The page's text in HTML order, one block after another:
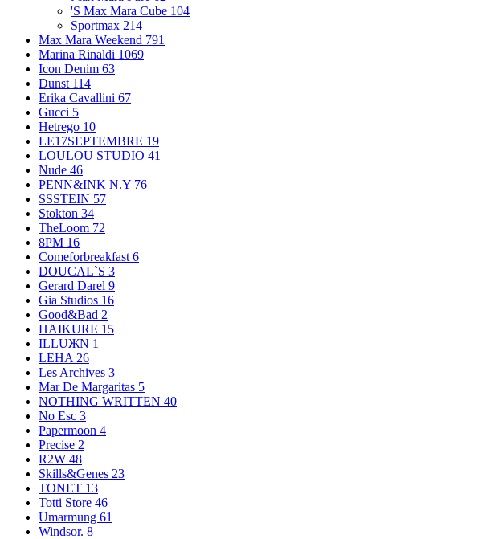
'S Max Mara Cube 104
Sportmax 214
Max Mara Weekend 791
Marina Rinaldi 1069
Icon Denim 63
Dunst 114
Erika Cavallini 67
Gucci 5
Hetrego 10
LE17SEPTEMBRE 19
LOULOU STUDIO 41
Nude 46
PENN&INK N.Y 76
SSSTEIN 57
Stokton 34
TheLoom 72
8PM 16
Comeforbreakfast 6
DOUCAL`S 3
Gerard Darel 9
Gia Studios 16
Good&Bad 2
HAIKURE 15
ILLUЖN 1
LEHA 26
Les Archives 3
Mar De Margaritas 5
NOTHING WRITTEN 40
No Esc 3
Papermoon 4
Precise 2
R2W 48
Skills&Genes 23
TONET 13
Totti Store 46
Umarmung 61
Windsor. 8